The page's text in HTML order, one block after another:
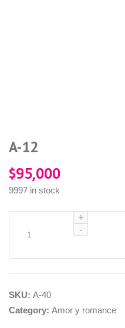
A-12
$95,000
9997 in stock
SKU: A-40
Category: Amor y romance